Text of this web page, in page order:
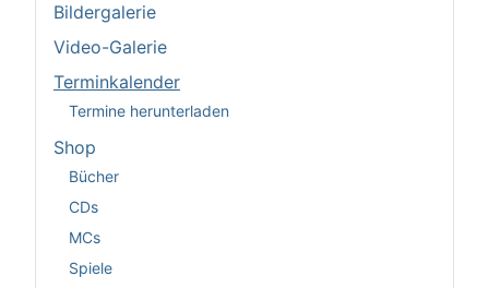
Bildergalerie
Video-Galerie
Terminkalender
Termine herunterladen
Shop
Bücher
CDs
MCs
Spiele